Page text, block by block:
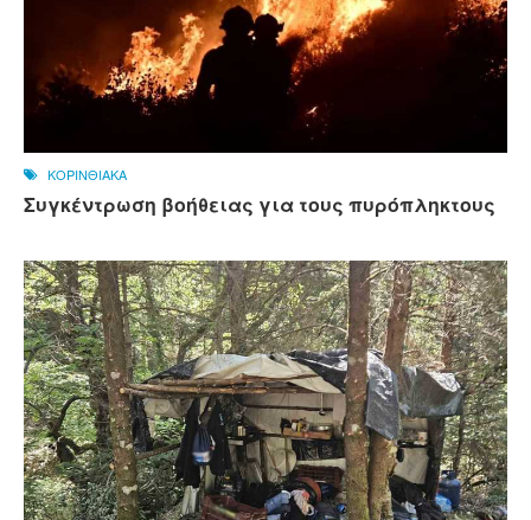
ΚΟΡΙΝΘΙΑΚΑ
Συγκέντρωση βοήθειας για τους πυρόπληκτους